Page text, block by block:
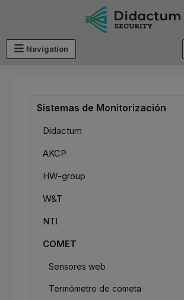
Saltar al contenido principal
Navigation
Sistemas de Monitorización
Didactum
AKCP
HW-group
W&T
NTI
COMET
Sensores web
Termómetro de cometa